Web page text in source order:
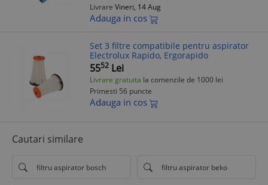
Livrare Vineri, 14 Aug
Adauga in cos
Set 3 filtre compatibile pentru aspirator
Electrolux Rapido, Ergorapido
5552 Lei
Livrare gratuita la comenzile de 1000 lei
Primesti 56 puncte
Adauga in cos
Cautari similare
filtru aspirator bosch filtru aspirator beko